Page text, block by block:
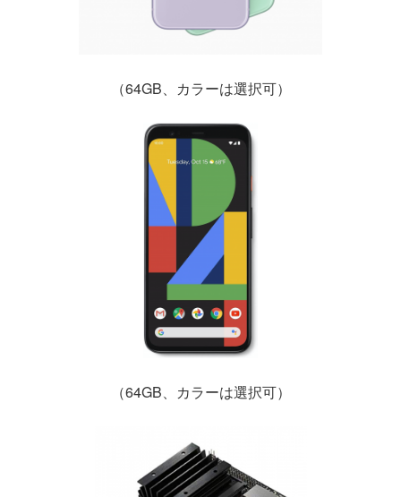
（64GB、カラーは選択可）
（64GB、カラーは選択可）